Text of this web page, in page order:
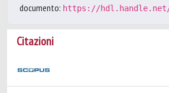
documento: https://hdl.handle.net/
Citazioni